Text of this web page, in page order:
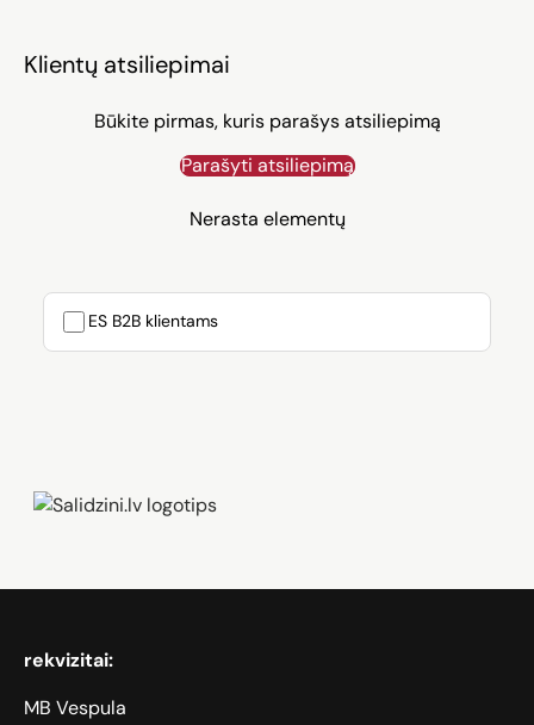
Klientų atsiliepimai
Būkite pirmas, kuris parašys atsiliepimą
Parašyti atsiliepimą
Nerasta elementų
ES B2B klientams
Zāģi, iPhone, Dyson, Mobilie
rekvizitai:
MB Vespula